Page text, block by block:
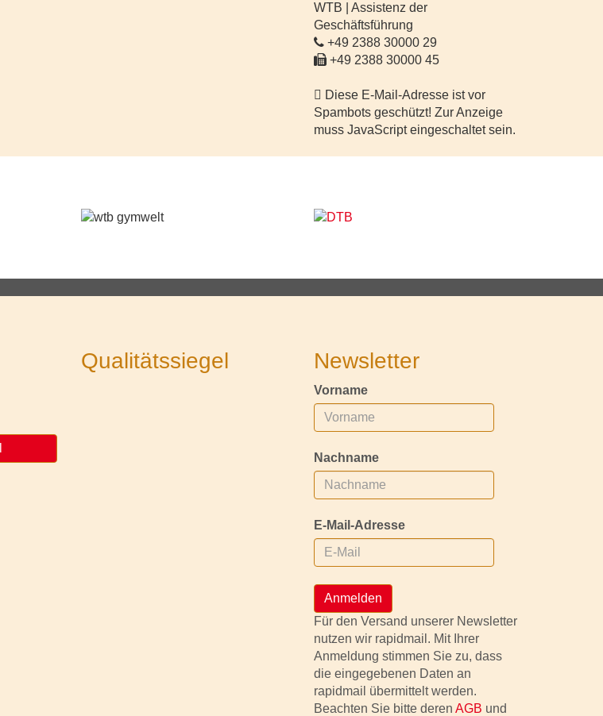
WTB | Assistenz der
Geschäftsführung
+49 2388 30000 29
+49 2388 30000 45
Diese E-Mail-Adresse ist vor
Spambots geschützt! Zur Anzeige
muss JavaScript eingeschaltet sein.
Qualitätssiegel Newsletter
Vorname
Nachname
E-Mail-Adresse
Anmelden
Für den Versand unserer Newsletter
nutzen wir rapidmail. Mit Ihrer
Anmeldung stimmen Sie zu, dass
die eingegebenen Daten an
rapidmail übermittelt werden.
Beachten Sie bitte deren AGB und